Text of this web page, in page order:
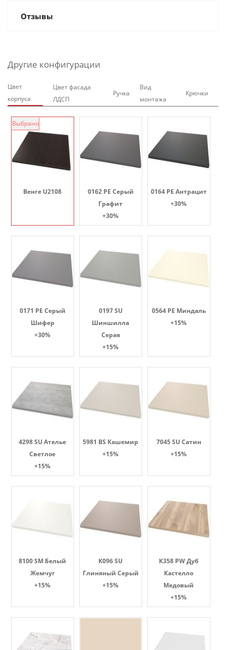
Отзывы
Другие конфигурации
Цвет
корпуса
Цвет фасада
ЛДСП
Ручка
Вид
монтажа
Крючки
Венге U2108
Выбрано
0162 PE Серый
Графит
+30%
0164 PE Антрацит
+30%
0171 PE Серый
Шифер
+30%
0197 SU
Шиншилла
Серая
+15%
0564 PE Миндаль
+15%
4298 SU Ателье
Светлое
+15%
5981 BS Кашемир
+15%
7045 SU Сатин
+15%
8100 SM Белый
Жемчуг
+15%
K096 SU
Глиняный Серый
+15%
K358 PW Дуб
Кастелло
Медовый
+15%